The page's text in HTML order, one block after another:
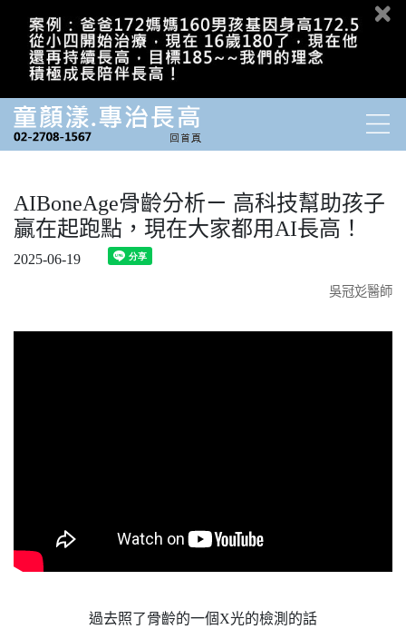
AIBoneAge骨齡分析ㄧ 高科技幫助孩子
贏在起跑點，現在大家都用AI長高！
2025-06-19
吳冠彣醫師
過去照了骨齡的一個X光的檢測的話